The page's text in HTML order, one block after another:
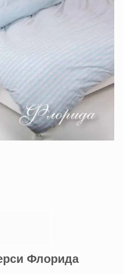
Флорида